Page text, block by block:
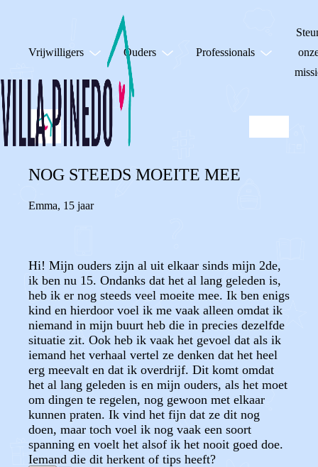
Vrijwilligers Ouders Professionals
NOG STEEDS MOEITE MEE
Emma, 15 jaar
Hi! Mijn ouders zijn al uit elkaar sinds mijn 2de,
ik ben nu 15. Ondanks dat het al lang geleden is,
heb ik er nog steeds veel moeite mee. Ik ben enigs
kind en hierdoor voel ik me vaak alleen omdat ik
niemand in mijn buurt heb die in precies dezelfde
situatie zit. Ook heb ik vaak het gevoel dat als ik
iemand het verhaal vertel ze denken dat het heel
erg meevalt en dat ik overdrijf. Dit komt omdat
het al lang geleden is en mijn ouders, als het moet
om dingen te regelen, nog gewoon met elkaar
kunnen praten. Ik vind het fijn dat ze dit nog
doen, maar toch voel ik nog vaak een soort
spanning en voelt het alsof ik het nooit goed doe.
Iemand die dit herkent of tips heeft?